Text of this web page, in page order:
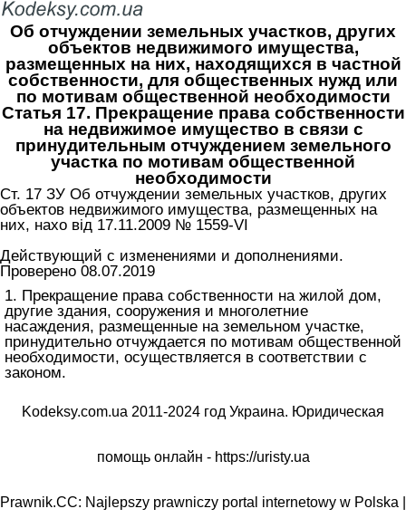
Об отчуждении земельных участков, других
объектов недвижимого имущества,
размещенных на них, находящихся в частной
собственности, для общественных нужд или
по мотивам общественной необходимости
Статья 17. Прекращение права собственности
на недвижимое имущество в связи с
принудительным отчуждением земельного
участка по мотивам общественной
необходимости
Ст. 17 ЗУ Об отчуждении земельных участков, других
объектов недвижимого имущества, размещенных на
них, нахо від 17.11.2009 № 1559-VI
Действующий с изменениями и дополнениями.
Проверено 08.07.2019
1. Прекращение права собственности на жилой дом,
другие здания, сооружения и многолетние
насаждения, размещенные на земельном участке,
принудительно отчуждается по мотивам общественной
необходимости, осуществляется в соответствии с
законом.
Kodeksy.com.ua 2011-2024 год Украина. Юридическая
помощь онлайн - https://uristy.ua
Prawnik.CC: Najlepszy prawniczy portal internetowy w Polska |